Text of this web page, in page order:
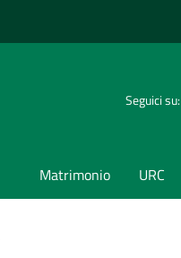
Seguici su:
Matrimonio URC